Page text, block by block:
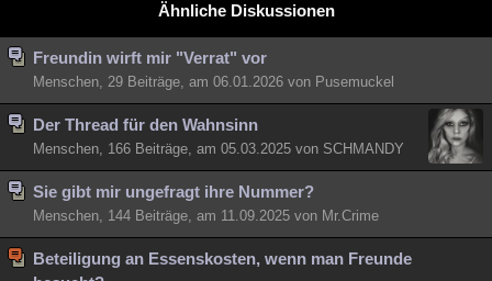
Ähnliche Diskussionen
Freundin wirft mir "Verrat" vor
Menschen, 29 Beiträge, am 06.01.2026 von Pusemuckel
Der Thread für den Wahnsinn
Menschen, 166 Beiträge, am 05.03.2025 von SCHMANDY
Sie gibt mir ungefragt ihre Nummer?
Menschen, 144 Beiträge, am 11.09.2025 von Mr.Crime
Beteiligung an Essenskosten, wenn man Freunde